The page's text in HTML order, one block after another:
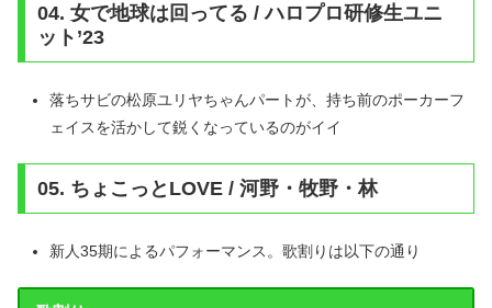
04. 女で地球は回ってる / ハロプロ研修生ユニ
ット’23
落ちサビの松原ユリヤちゃんパートが、持ち前のポーカーフ
ェイスを活かして鋭くなっているのがイイ
05. ちょこっとLOVE / 河野・牧野・林
新人35期によるパフォーマンス。歌割りは以下の通り